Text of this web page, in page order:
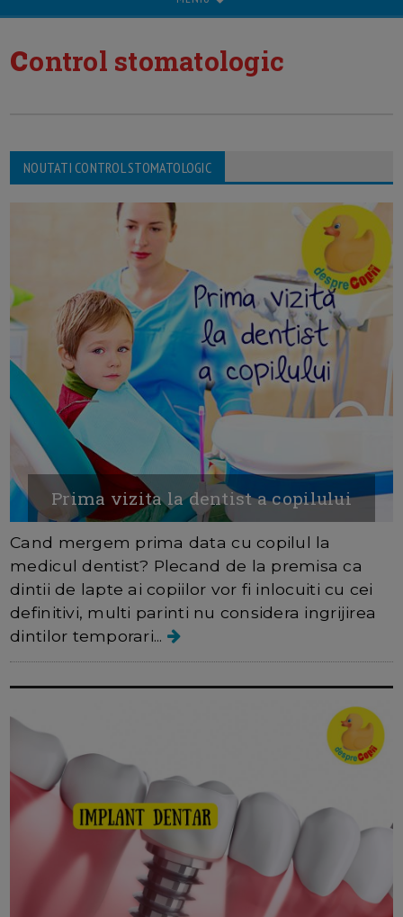
control stomatologic
NOUTATI CONTROL STOMATOLOGIC
Prima vizita la dentist a copilului
Cand mergem prima data cu copilul la
medicul dentist? Plecand de la premisa ca
dintii de lapte ai copiilor vor fi inlocuiti cu cei
definitivi, multi parinti nu considera ingrijirea
dintilor temporari...